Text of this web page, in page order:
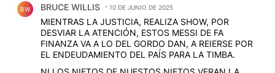
BW BRUCE WILLIS 10 DE JUNIO DE 2025
MIENTRAS LA JUSTICIA, REALIZA SHOW, POR
DESVIAR LA ATENCIÓN, ESTOS MESSI DE FA
FINANZA VA A LO DEL GORDO DAN, A REIERSE POR
EL ENDEUDAMIENTO DEL PAÍS PARA LA TIMBA.